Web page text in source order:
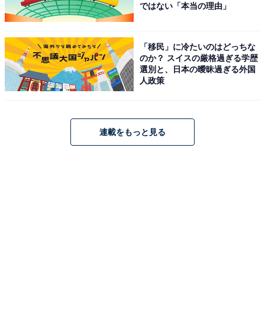
ではない「本当の理由」
「移民」に冷たいのはどっちな
のか？ スイスの厳格過ぎる学歴
選別と、日本の曖昧過ぎる外国
人政策
連載をもっと見る